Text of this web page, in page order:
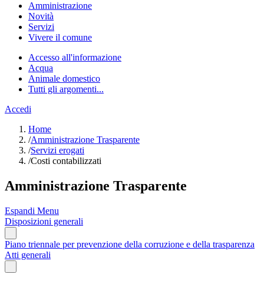
Amministrazione
Novità
Servizi
Vivere il comune
Accesso all'informazione
Acqua
Animale domestico
Tutti gli argomenti...
Accedi
Home
/Amministrazione Trasparente
/Servizi erogati
/Costi contabilizzati
Amministrazione Trasparente
Espandi Menu
Disposizioni generali
Piano triennale per prevenzione della corruzione e della trasparenza
Atti generali